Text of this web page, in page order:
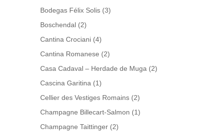
Bodegas Félix Solis (3)
Boschendal (2)
Cantina Crociani (4)
Cantina Romanese (2)
Casa Cadaval – Herdade de Muga (2)
Cascina Garitina (1)
Cellier des Vestiges Romains (2)
Champagne Billecart-Salmon (1)
Champagne Taittinger (2)